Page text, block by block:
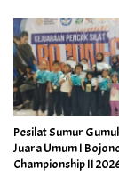
Pesilat Sumur
Juara Umum I
Championship II